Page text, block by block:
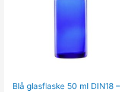
Blå glasflaske 50 ml DIN18 –